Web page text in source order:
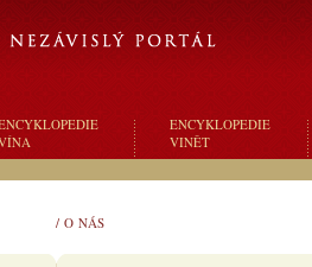
ENCYKLOPEDIE
VINĚT
/ O NÁS